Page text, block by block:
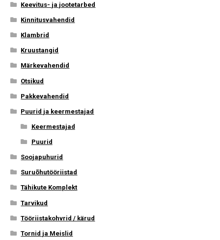
Keevitus- ja jootetarbed
Kinnitusvahendid
Klambrid
Kruustangid
Märkevahendid
Otsikud
Pakkevahendid
Puurid ja keermestajad
Keermestajad
Puurid
Soojapuhurid
Suruõhutööriistad
Tähikute Komplekt
Tarvikud
Tööriistakohvrid / kärud
Tornid ja Meislid